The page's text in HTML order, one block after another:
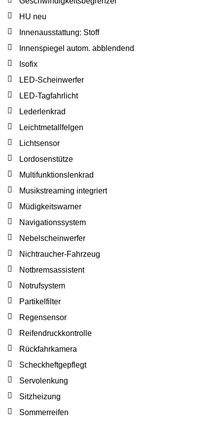
HU neu
Innenausstattung: Stoff
Innenspiegel autom. abblendend
Isofix
LED-Scheinwerfer
LED-Tagfahrlicht
Lederlenkrad
Leichtmetallfelgen
Lichtsensor
Lordosenstütze
Multifunktionslenkrad
Musikstreaming integriert
Müdigkeitswarner
Navigationssystem
Nebelscheinwerfer
Nichtraucher-Fahrzeug
Notbremsassistent
Notrufsystem
Partikelfilter
Regensensor
Reifendruckkontrolle
Rückfahrkamera
Scheckheftgepflegt
Servolenkung
Sitzheizung
Sommerreifen